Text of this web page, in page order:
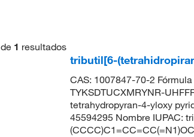
de 1 resultados
tributil[6-
CAS: 1007847-70-2
TYKSDTUCXMRYNR-
tetrahydropyran-4-yloxy
45594295 Nombre IUPAC: